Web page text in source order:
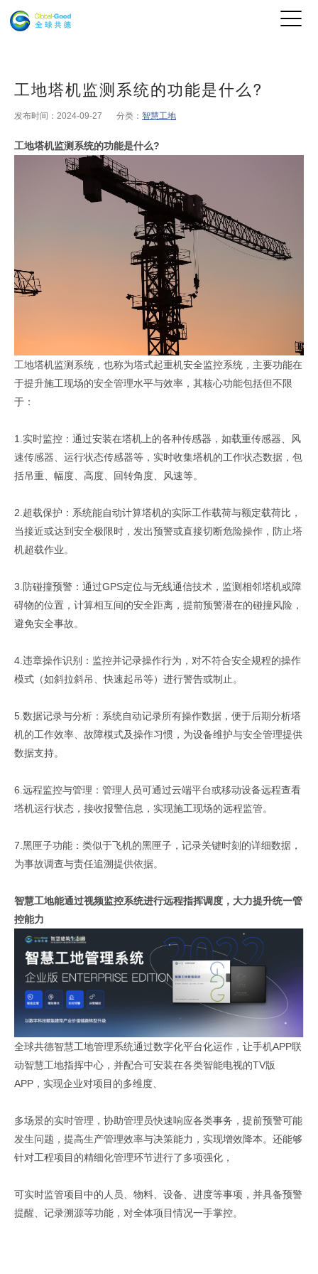
工地塔机监测系统的功能是什么?
发布时间：2024-09-27 分类： 智慧工地
工地塔机监测系统的功能是什么?
工地塔机监测系统，也称为塔式起重机安全监控系统，主要功能在
于提升施工现场的安全管理水平与效率，其核心功能包括但不限
于：
1.实时监控：通过安装在塔机上的各种传感器，如载重传感器、风
速传感器、运行状态传感器等，实时收集塔机的工作状态数据，包
括吊重、幅度、高度、回转角度、风速等。
2.超载保护：系统能自动计算塔机的实际工作载荷与额定载荷比，
当接近或达到安全极限时，发出预警或直接切断危险操作，防止塔
机超载作业。
3.防碰撞预警：通过GPS定位与无线通信技术，监测相邻塔机或障
碍物的位置，计算相互间的安全距离，提前预警潜在的碰撞风险，
避免安全事故。
4.违章操作识别：监控并记录操作行为，对不符合安全规程的操作
模式（如斜拉斜吊、快速起吊等）进行警告或制止。
5.数据记录与分析：系统自动记录所有操作数据，便于后期分析塔
机的工作效率、故障模式及操作习惯，为设备维护与安全管理提供
数据支持。
6.远程监控与管理：管理人员可通过云端平台或移动设备远程查看
塔机运行状态，接收报警信息，实现施工现场的远程监管。
7.黑匣子功能：类似于飞机的黑匣子，记录关键时刻的详细数据，
为事故调查与责任追溯提供依据。
智慧工地能通过视频监控系统进行远程指挥调度，大力提升统一管
控能力
全球共德智慧工地管理系统通过数字化平台化运作，让手机APP联
动智慧工地指挥中心，并配合可安装在各类智能电视的TV版
APP，实现企业对项目的多维度、
多场景的实时管理，协助管理员快速响应各类事务，提前预警可能
发生问题，提高生产管理效率与决策能力，实现增效降本。还能够
针对工程项目的精细化管理环节进行了多项强化，
可实时监管项目中的人员、物料、设备、进度等事项，并具备预警
提醒、记录溯源等功能，对全体项目情况一手掌控。